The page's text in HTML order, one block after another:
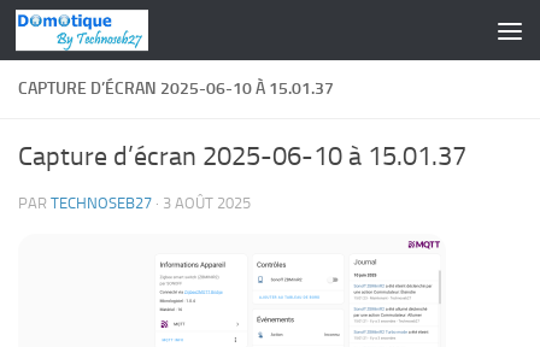
Skip to content
CAPTURE D’ÉCRAN 2025-06-10 À 15.01.37
Capture d’écran 2025-06-10 à 15.01.37
PAR TECHNOSEB27 · 3 AOÛT 2025